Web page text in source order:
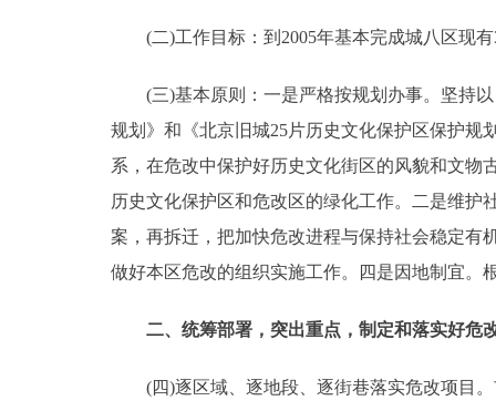
走进北京
北京概况
绿色北京
ENGLISH
DEUTSCH
(二)工作目标：到2005年基本完成城八区现
(三)基本原则：一是严格按规划办事。坚持以
规划》和《北京旧城25片历史文化保护区保护
系，在危改中保护好历史文化街区的风貌和文
历史文化保护区和危改区的绿化工作。二是维
案，再拆迁，把加快危改进程与保持社会稳定有
做好本区危改的组织实施工作。四是因地制宜。
二、统筹部署，突出重点，制定和落实好危
(四)逐区域、逐地段、逐街巷落实危改项目。